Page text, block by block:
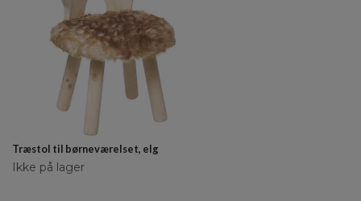
Træstol til børneværelset, elg
Ikke på lager